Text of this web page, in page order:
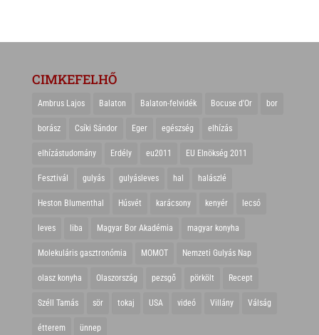
CIMKEFELHŐ
Ambrus Lajos Balaton Balaton-felvidék Bocuse d'Or bor
borász Csíki Sándor Eger egészség elhízás
elhízástudomány Erdély eu2011 EU Elnökség 2011
Fesztivál gulyás gulyásleves hal halászlé
Heston Blumenthal Húsvét karácsony kenyér lecsó
leves liba Magyar Bor Akadémia magyar konyha
Molekuláris gasztronómia MOMOT Nemzeti Gulyás Nap
olasz konyha Olaszország pezsgő pörkölt Recept
Széll Tamás sör tokaj USA videó Villány Válság
étterem ünnep